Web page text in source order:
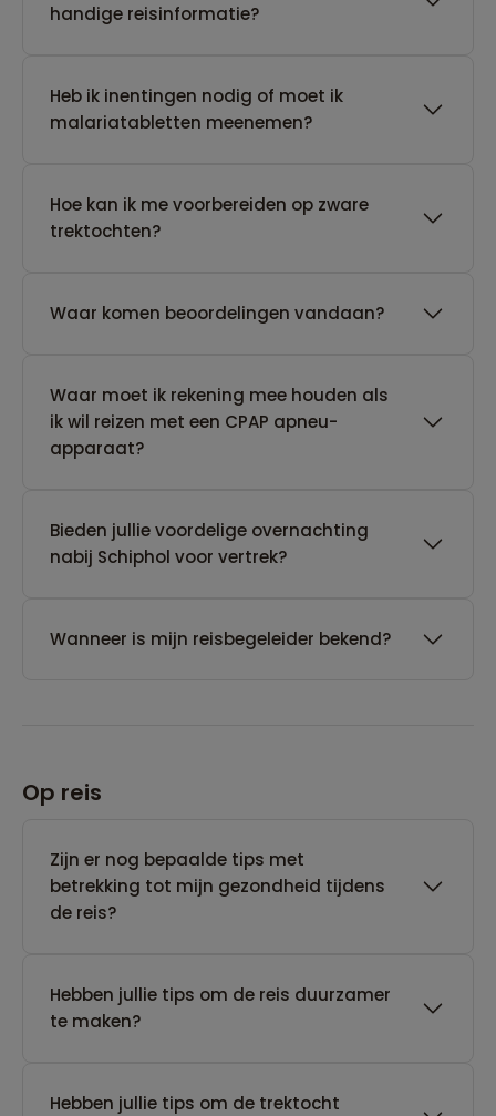
handige reisinformatie?
Heb ik inentingen nodig of moet ik
malariatabletten meenemen?
Hoe kan ik me voorbereiden op zware
trektochten?
Waar komen beoordelingen vandaan?
Waar moet ik rekening mee houden als
ik wil reizen met een CPAP apneu-
apparaat?
Bieden jullie voordelige overnachting
nabij Schiphol voor vertrek?
Wanneer is mijn reisbegeleider bekend?
Op reis
Zijn er nog bepaalde tips met
betrekking tot mijn gezondheid tijdens
de reis?
Hebben jullie tips om de reis duurzamer
te maken?
Hebben jullie tips om de trektocht